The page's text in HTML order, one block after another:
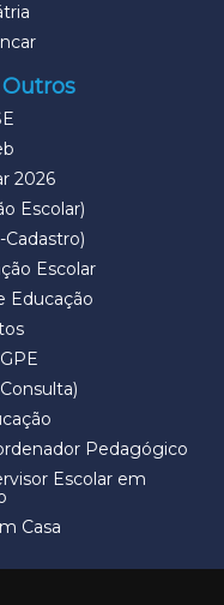
2026
Escolar)
Escolar
Educação
Pedagógico
Escolar em
Casa